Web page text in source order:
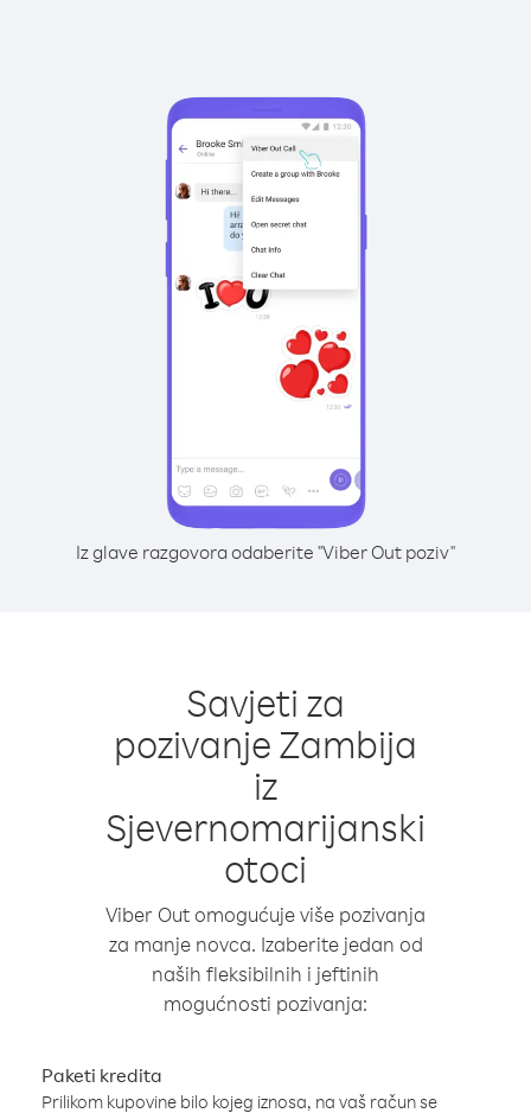
Iz glave razgovora odaberite "Viber Out poziv"
Savjeti za
pozivanje Zambija
iz
Sjevernomarijanski
otoci
Viber Out omogućuje više pozivanja
za manje novca. Izaberite jedan od
naših fleksibilnih i jeftinih
mogućnosti pozivanja:
Paketi kredita
Prilikom kupovine bilo kojeg iznosa, na vaš račun se